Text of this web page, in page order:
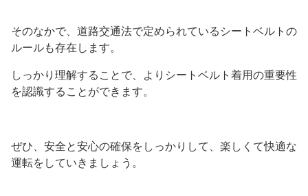
そのなかで、道路交通法で定められているシートベルトの
ルールも存在します。
しっかり理解することで、よりシートベルト着用の重要性
を認識することができます。
ぜひ、安全と安心の確保をしっかりして、楽しくて快適な
運転をしていきましょう。